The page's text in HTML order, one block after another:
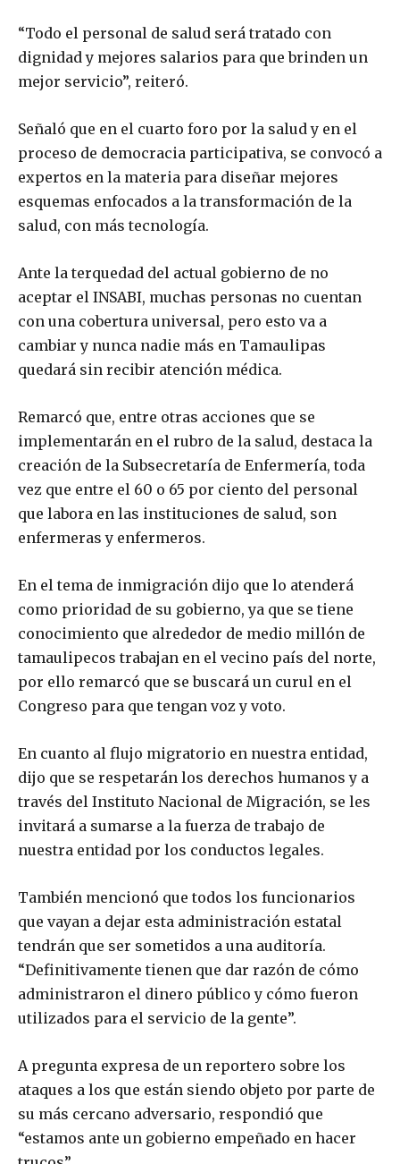
“Todo el personal de salud será tratado con
dignidad y mejores salarios para que brinden un
mejor servicio”, reiteró.
Señaló que en el cuarto foro por la salud y en el
proceso de democracia participativa, se convocó a
expertos en la materia para diseñar mejores
esquemas enfocados a la transformación de la
salud, con más tecnología.
Ante la terquedad del actual gobierno de no
aceptar el INSABI, muchas personas no cuentan
con una cobertura universal, pero esto va a
cambiar y nunca nadie más en Tamaulipas
quedará sin recibir atención médica.
Remarcó que, entre otras acciones que se
implementarán en el rubro de la salud, destaca la
creación de la Subsecretaría de Enfermería, toda
vez que entre el 60 o 65 por ciento del personal
que labora en las instituciones de salud, son
enfermeras y enfermeros.
En el tema de inmigración dijo que lo atenderá
como prioridad de su gobierno, ya que se tiene
conocimiento que alrededor de medio millón de
tamaulipecos trabajan en el vecino país del norte,
por ello remarcó que se buscará un curul en el
Congreso para que tengan voz y voto.
En cuanto al flujo migratorio en nuestra entidad,
dijo que se respetarán los derechos humanos y a
través del Instituto Nacional de Migración, se les
invitará a sumarse a la fuerza de trabajo de
nuestra entidad por los conductos legales.
También mencionó que todos los funcionarios
que vayan a dejar esta administración estatal
tendrán que ser sometidos a una auditoría.
“Definitivamente tienen que dar razón de cómo
administraron el dinero público y cómo fueron
utilizados para el servicio de la gente”.
A pregunta expresa de un reportero sobre los
ataques a los que están siendo objeto por parte de
su más cercano adversario, respondió que
“estamos ante un gobierno empeñado en hacer